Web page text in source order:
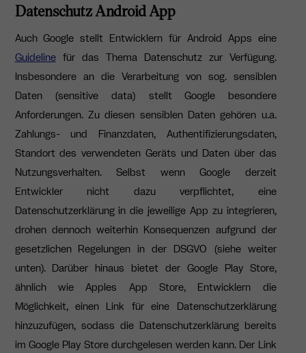
Datenschutz Android App
Auch Google stellt Entwicklern für Android Apps eine
Guidelinefür das Thema Datenschutz zur Verfügung.
Insbesondere an die Verarbeitung von sog. sensiblen
Daten (sensitive data) stellt Google besondere
Anforderungen. Zu diesen sensiblen Daten gehören u.a.
Zahlungs- und Finanzdaten, Authentifizierungsdaten,
Standort des verwendeten Geräts und Daten über das
Nutzungsverhalten. Selbst wenn Google derzeit
Entwickler nicht dazu verpflichtet, eine
Datenschutzerklärung in die jeweilige App zu integrieren,
drohen dennoch weiterhin Konsequenzen aufgrund der
gesetzlichen Regelungen in der DSGVO (siehe weiter
unten). Darüber hinaus bietet der Google Play Store,
ähnlich wie Apples App Store, Entwicklern die
Möglichkeit, einen Link für eine Datenschutzerklärung
hinzuzufügen, sodass die Datenschutzerklärung bereits
im Google Play Store durchgelesen werden kann. Der Link